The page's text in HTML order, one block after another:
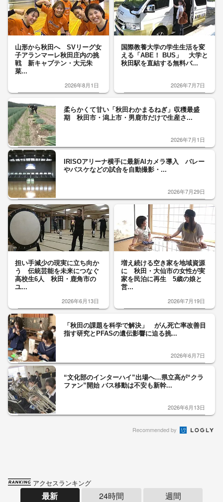
山形から秋田へ SVリーグ女
子アランマーレ秋田庄内の挑
戦 新キャプテン・大元朱
菜...
2026年8月1日
国際教養大学の学生生活を変
える「ABE！ BUS」 大学と
秋田駅を直結する無料バ...
2026年7月7日
柔らかくて甘い「秋田わかまるねぎ」収穫最盛
期 秋田市・潟上市・男鹿市だけで生産さ...
2026年7月1日
IRISOアリーナ横手に最新AIカメラ導入 バレー
やバスケなどの試合を自動撮影・...
2026年7月29日
担い手減少の現実に立ち向か
う 伝統芸能を未来につなぐ
高校生6人 秋田・鹿角市の
ユ...
2026年6月13日
増え続ける空き家を地域資源
に 秋田・大仙市の女性が実
家を民泊に再生 5歳の娘と
営...
2026年7月19日
「秋田の課題を科学で解決」 がん死亡率改善目
指す研究とPFASの遺伝影響に迫る挑...
2026年6月7日
“文化部のインターハイ”出場へ…県立高が“クラ
ファン”開始 バス移動は不安も新幹...
2026年6月13日
Recommended by
アクセスランキング
最新 24時間 週間